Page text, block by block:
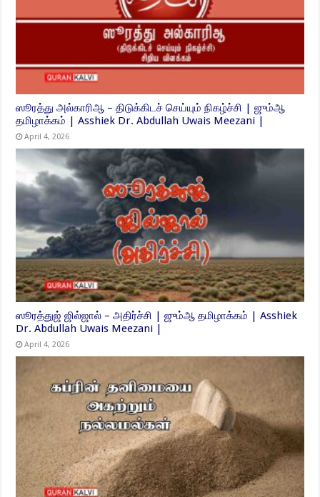
ஸூரத்து அல்காரிஆ – திடுக்கிடச் செய்யும் நிகழ்ச்சி | ஜும்ஆ
தமிழாக்கம் | Asshiek Dr. Abdullah Uwais Meezani |
April 4, 2026
ஸூரத்துஜ் ஜில்ஜால் – அதிர்ச்சி | ஜும்ஆ தமிழாக்கம் | Asshiek
Dr. Abdullah Uwais Meezani |
April 4, 2026